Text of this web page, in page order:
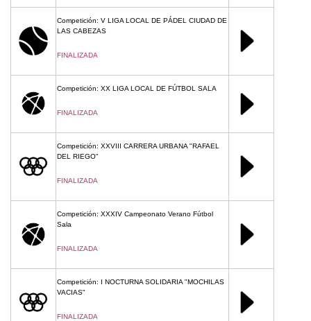
Competición: V LIGA LOCAL DE PÁDEL CIUDAD DE
LAS CABEZAS
FINALIZADA
Competición: XX LIGA LOCAL DE FÚTBOL SALA
FINALIZADA
Competición: XXVIII CARRERA URBANA "RAFAEL
DEL RIEGO"
FINALIZADA
Competición: XXXIV Campeonato Verano Fútbol
Sala
FINALIZADA
Competición: I NOCTURNA SOLIDARIA "MOCHILAS
VACIAS"
FINALIZADA